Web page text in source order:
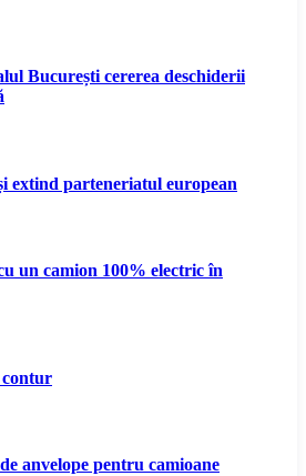
București cererea deschiderii
extind parteneriatul european
un camion 100% electric în
anvelope pentru camioane